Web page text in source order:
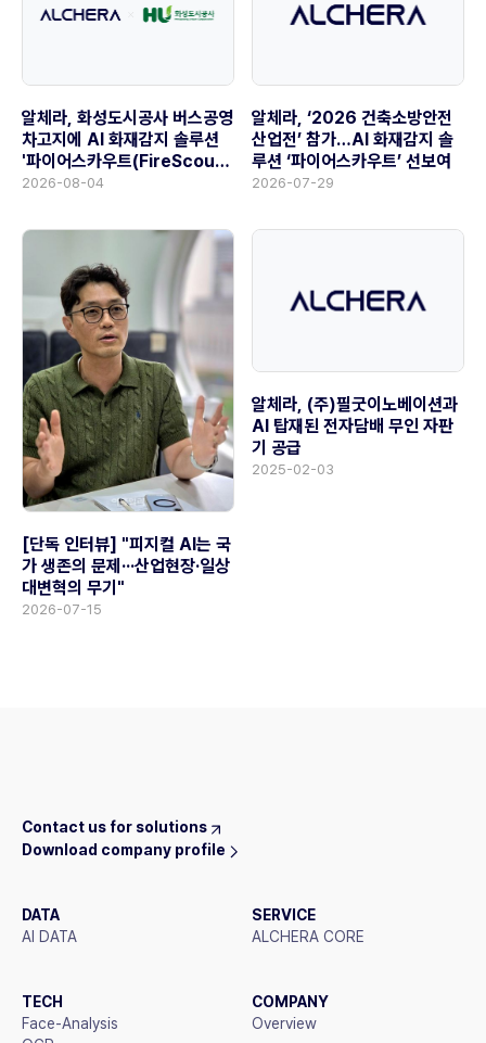
알체라, 화성도시공사 버스공영
차고지에 AI 화재감지 솔루션
'파이어스카우트(FireScout)'
공급
2026-08-04
알체라, ‘2026 건축소방안전
산업전’ 참가…AI 화재감지 솔
루션 ‘파이어스카우트’ 선보여
2026-07-29
[단독 인터뷰] "피지컬 AI는 국
가 생존의 문제···산업현장·일상
대변혁의 무기"
2026-07-15
알체라, (주)필굿이노베이션과
AI 탑재된 전자담배 무인 자판
기 공급
2025-02-03
Contact us for solutions
Download company profile
DATA
AI DATA
SERVICE
ALCHERA CORE
TECH
Face-Analysis
COMPANY
Overview